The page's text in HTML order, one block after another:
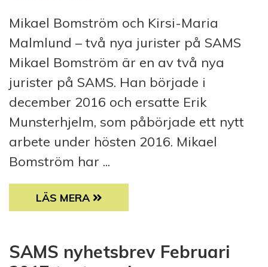
Mikael Bomström och Kirsi-Maria
Malmlund – två nya jurister på SAMS
Mikael Bomström är en av två nya
jurister på SAMS. Han började i
december 2016 och ersatte Erik
Munsterhjelm, som påbörjade ett nytt
arbete under hösten 2016. Mikael
Bomström har ...
TVÅ NYA JURISTER PÅ SAMS
LÄS MERA
SAMS nyhetsbrev Februari